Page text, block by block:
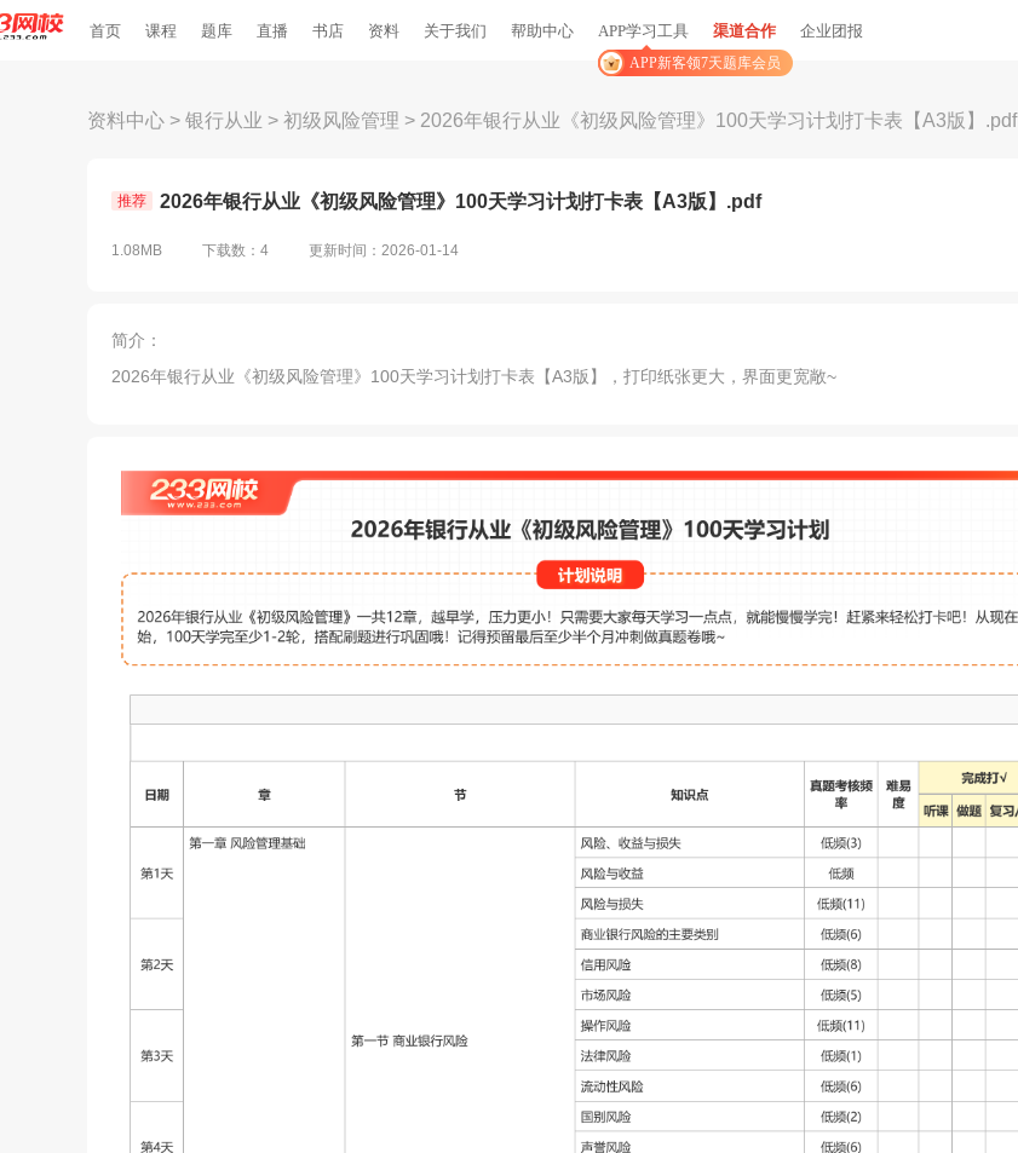
首页 课程 题库 直播 书店 资料 关于我们 帮助中心 APP学习工具
APP新客领7天题库会员
渠道合作 企业团报
资料中心 > 银行从业 > 初级风险管理 > 2026年银行从业《初级风险管理》100天学习计划打卡表【A3版】.pdf
推荐 2026年银行从业《初级风险管理》100天学习计划打卡表【A3版】.pdf
1.08MB 下载数：4 更新时间：2026-01-14
简介：
2026年银行从业《初级风险管理》100天学习计划打卡表【A3版】，打印纸张更大，界面更宽敞~